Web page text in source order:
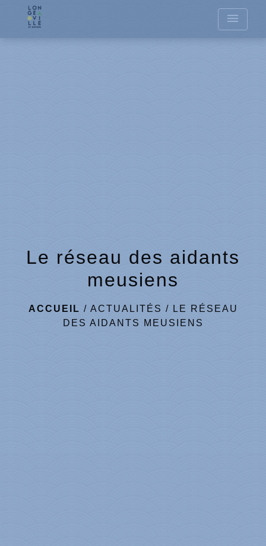
menu
Le réseau des aidants
meusiens
ACCUEIL / ACTUALITÉS / LE RÉSEAU
DES AIDANTS MEUSIENS